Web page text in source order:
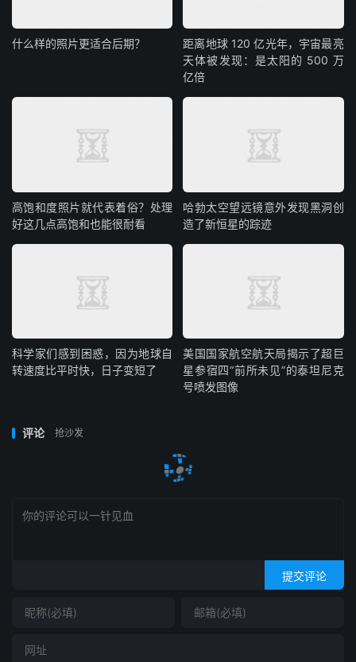
什么样的照片更适合后期？
距离地球 120 亿光年，宇宙最亮
天体被发现：是太阳的 500 万
亿倍
高饱和度照片就代表着俗？处理
好这几点高饱和也能很耐看
哈勃太空望远镜意外发现黑洞创
造了新恒星的踪迹
科学家们感到困惑，因为地球自
转速度比平时快，日子变短了
美国国家航空航天局揭示了超巨
星参宿四“前所未见”的泰坦尼克
号喷发图像
评论 抢沙发
提交评论